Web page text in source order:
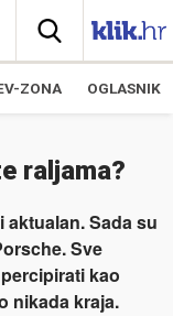
ZONA OGLASNIK
raljama?
aktualan. Sada su
Sve
kao
nikada kraja.